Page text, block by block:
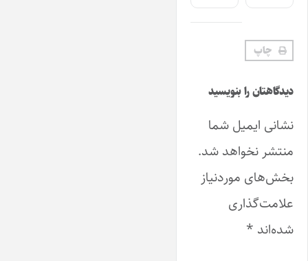
چاپ
دیدگاهتان را بنویسید
نشانی ایمیل شما
منتشر نخواهد شد.
بخش‌های موردنیاز
علامت‌گذاری
شده‌اند *